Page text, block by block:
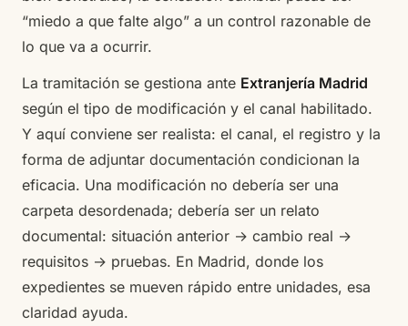
“miedo a que falte algo” a un control razonable de
lo que va a ocurrir.
La tramitación se gestiona ante Extranjería Madrid
según el tipo de modificación y el canal habilitado.
Y aquí conviene ser realista: el canal, el registro y la
forma de adjuntar documentación condicionan la
eficacia. Una modificación no debería ser una
carpeta desordenada; debería ser un relato
documental: situación anterior → cambio real →
requisitos → pruebas. En Madrid, donde los
expedientes se mueven rápido entre unidades, esa
claridad ayuda.